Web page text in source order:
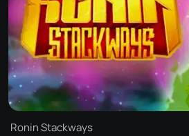
Ronin Stackways